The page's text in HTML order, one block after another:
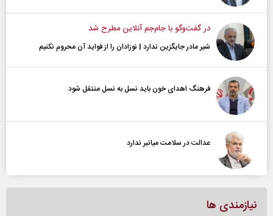
در گفت‌و‌گو با جام‌جم آنلاین مطرح شد
شیر مادر جایگزین ندارد | نوزادان را از فواید آن محروم نکنیم
فرهنگ اهدای خون باید نسل به نسل منتقل شود
عدالت در سلامت میانبر ندارد
نیازمندی ها